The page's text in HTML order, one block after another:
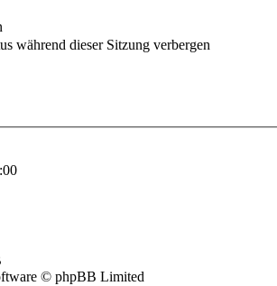
während dieser Sitzung verbergen
© phpBB Limited